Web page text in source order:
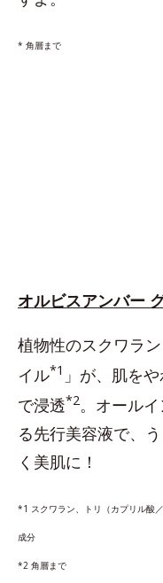
* 角層まで
オルビスアンバー
植物性のスクワラ
イル*1 」が、肌を
で浸透*2。オール
る先行美容液で、
く美肌に！
*1 スクワラン、トリ（カプリル酸
成分
*2 角層まで